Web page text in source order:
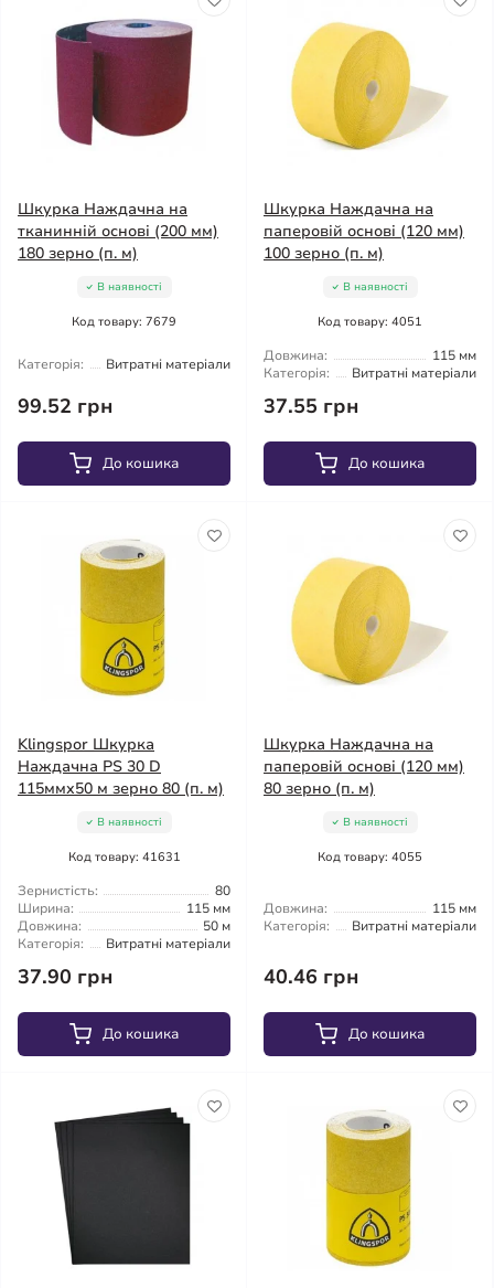
Шкурка Наждачна на
тканинній основі (200 мм)
180 зерно (п. м)
В наявності
Код товару: 7679
Категорія: Витратні матеріали
99.52 грн
До кошика
Шкурка Наждачна на
паперовій основі (120 мм)
100 зерно (п. м)
В наявності
Код товару: 4051
Довжина:
115 мм
Категорія:
Витратні матеріали
37.55 грн
До кошика
Klingspor Шкурка
Наждачна PS 30 D
115ммх50 м зерно 80 (п. м)
В наявності
Код товару: 41631
Зернистість:
80
Ширина:
115 мм
Довжина:
50 м
Категорія:
Витратні матеріали
37.90 грн
До кошика
Шкурка Наждачна на
паперовій основі (120 мм)
80 зерно (п. м)
В наявності
Код товару: 4055
Довжина:
115 мм
Категорія:
Витратні матеріали
40.46 грн
До кошика